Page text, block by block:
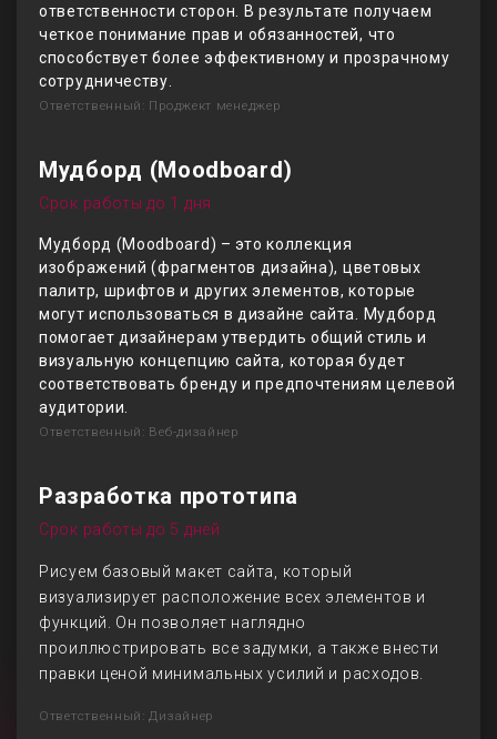
ответственности сторон. В результате получаем
четкое понимание прав и обязанностей, что
способствует более эффективному и прозрачному
сотрудничеству.
Ответственный: Проджект менеджер
Мудборд (Moodboard)
Срок работы до 1 дня
Мудборд (Moodboard) – это коллекция
изображений (фрагментов дизайна), цветовых
палитр, шрифтов и других элементов, которые
могут использоваться в дизайне сайта. Мудборд
помогает дизайнерам утвердить общий стиль и
визуальную концепцию сайта, которая будет
соответствовать бренду и предпочтениям целевой
аудитории.
Ответственный: Веб-дизайнер
Разработка прототипа
Срок работы до 5 дней
Рисуем базовый макет сайта, который
визуализирует расположение всех элементов и
функций. Он позволяет наглядно
проиллюстрировать все задумки, а также внести
правки ценой минимальных усилий и расходов.
Ответственный: Дизайнер